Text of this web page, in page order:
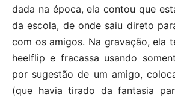
dada na época, ela contou que
da escola, de onde saiu direto
com os amigos. Na gravação, ela
heelflip e fracassa usando
por sugestão de um amigo,
(que havia tirado da fantasia